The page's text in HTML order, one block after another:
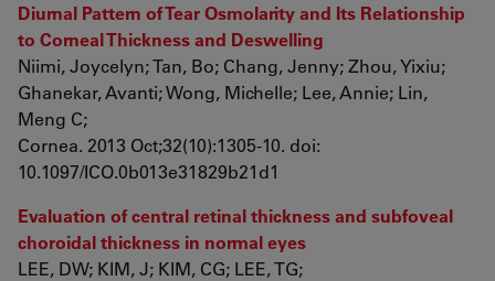
Diurnal Pattern of Tear Osmolarity and Its Relationship
to Corneal Thickness and Deswelling
Niimi, Joycelyn; Tan, Bo; Chang, Jenny; Zhou, Yixiu;
Ghanekar, Avanti; Wong, Michelle; Lee, Annie; Lin,
Meng C;
Cornea. 2013 Oct;32(10):1305-10. doi:
10.1097/ICO.0b013e31829b21d1
Evaluation of central retinal thickness and subfoveal
choroidal thickness in normal eyes
LEE, DW; KIM, J; KIM, CG; LEE, TG;